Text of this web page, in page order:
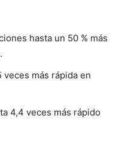
hasta un 50 % más
veces más rápida en
4,4 veces más rápido